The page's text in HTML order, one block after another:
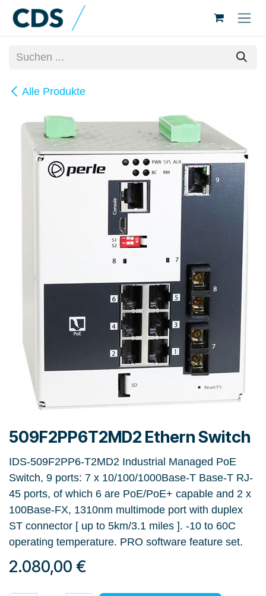
Zum Inhalt springen
Alle Produkte
509F2PP6T2MD2 Ethern Switch
IDS-509F2PP6-T2MD2 Industrial Managed PoE
Switch, 9 ports: 7 x 10/100/1000Base-T Base-T RJ-
45 ports, of which 6 are PoE/PoE+ capable and 2 x
100Base-FX, 1310nm multimode port with duplex
ST connector [ up to 5km/3.1 miles ]. -10 to 60C
operating temperature. PRO software feature set.
2.080,00 €